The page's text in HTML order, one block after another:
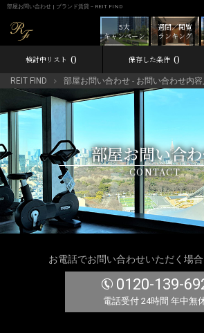
部屋お問い合わせ | ブランド賃貸－REIT FIND
週間／閲覧
ランキング
5大
キャンペーン
検討中リスト 0 保存した条件 0
REIT FIND 部屋お問い合わせ - お問い合わせ内容
部屋お問い合
CONTACT
お電話でお問い合わせいただく場
0120-139-
電話受付 24時間 年中無